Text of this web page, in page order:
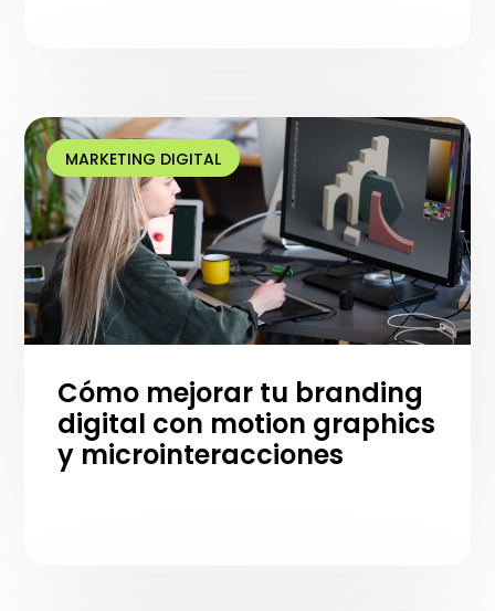
MARKETING DIGITAL
Cómo mejorar tu branding
digital con motion graphics
y microinteracciones